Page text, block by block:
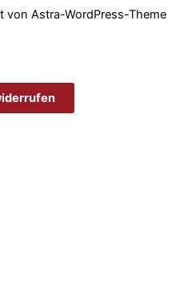
von Astra-WordPress-Theme